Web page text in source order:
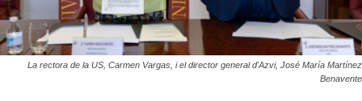
La rectora de la US, Carmen Vargas, i el director general d'Azvi, José María Martínez
Benavente